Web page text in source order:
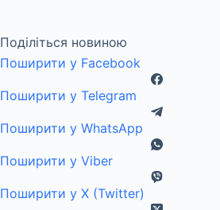
Поділіться новиною
Поширити у Facebook
Поширити у Telegram
Поширити у WhatsApp
Поширити у Viber
Поширити у X (Twitter)